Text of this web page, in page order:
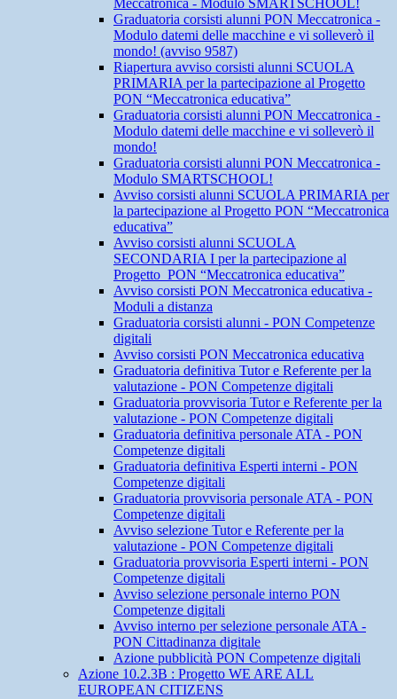
Meccatronica - Modulo SMARTSCHOOL!
Graduatoria corsisti alunni PON Meccatronica -
Modulo datemi delle macchine e vi solleverò il
mondo! (avviso 9587)
Riapertura avviso corsisti alunni SCUOLA
PRIMARIA per la partecipazione al Progetto
PON “Meccatronica educativa”
Graduatoria corsisti alunni PON Meccatronica -
Modulo datemi delle macchine e vi solleverò il
mondo!
Graduatoria corsisti alunni PON Meccatronica -
Modulo SMARTSCHOOL!
Avviso corsisti alunni SCUOLA PRIMARIA per
la partecipazione al Progetto PON “Meccatronica
educativa”
Avviso corsisti alunni SCUOLA
SECONDARIA I per la partecipazione al
Progetto PON “Meccatronica educativa”
Avviso corsisti PON Meccatronica educativa -
Moduli a distanza
Graduatoria corsisti alunni - PON Competenze
digitali
Avviso corsisti PON Meccatronica educativa
Graduatoria definitiva Tutor e Referente per la
valutazione - PON Competenze digitali
Graduatoria provvisoria Tutor e Referente per la
valutazione - PON Competenze digitali
Graduatoria definitiva personale ATA - PON
Competenze digitali
Graduatoria definitiva Esperti interni - PON
Competenze digitali
Graduatoria provvisoria personale ATA - PON
Competenze digitali
Avviso selezione Tutor e Referente per la
valutazione - PON Competenze digitali
Graduatoria provvisoria Esperti interni - PON
Competenze digitali
Avviso selezione personale interno PON
Competenze digitali
Avviso interno per selezione personale ATA -
PON Cittadinanza digitale
Azione pubblicità PON Competenze digitali
Azione 10.2.3B : Progetto WE ARE ALL
EUROPEAN CITIZENS